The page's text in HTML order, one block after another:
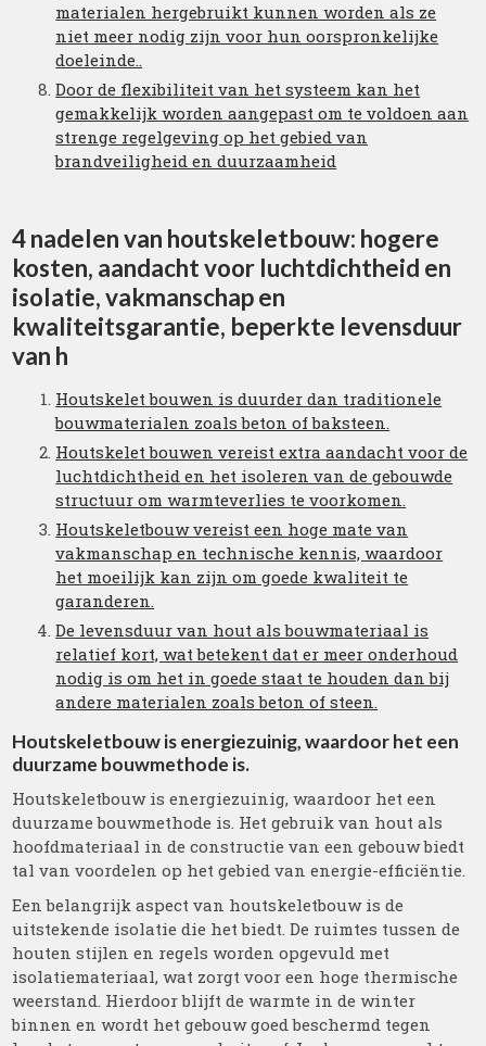
materialen hergebruikt kunnen worden als ze
niet meer nodig zijn voor hun oorspronkelijke
doeleinde..
Door de flexibiliteit van het systeem kan het
gemakkelijk worden aangepast om te voldoen aan
strenge regelgeving op het gebied van
brandveiligheid en duurzaamheid
4 nadelen van houtskeletbouw: hogere
kosten, aandacht voor luchtdichtheid en
isolatie, vakmanschap en
kwaliteitsgarantie, beperkte levensduur
van h
Houtskelet bouwen is duurder dan traditionele
bouwmaterialen zoals beton of baksteen.
Houtskelet bouwen vereist extra aandacht voor de
luchtdichtheid en het isoleren van de gebouwde
structuur om warmteverlies te voorkomen.
Houtskeletbouw vereist een hoge mate van
vakmanschap en technische kennis, waardoor
het moeilijk kan zijn om goede kwaliteit te
garanderen.
De levensduur van hout als bouwmateriaal is
relatief kort, wat betekent dat er meer onderhoud
nodig is om het in goede staat te houden dan bij
andere materialen zoals beton of steen.
Houtskeletbouw is energiezuinig, waardoor het een
duurzame bouwmethode is.
Houtskeletbouw is energiezuinig, waardoor het een
duurzame bouwmethode is. Het gebruik van hout als
hoofdmateriaal in de constructie van een gebouw biedt
tal van voordelen op het gebied van energie-efficiëntie.
Een belangrijk aspect van houtskeletbouw is de
uitstekende isolatie die het biedt. De ruimtes tussen de
houten stijlen en regels worden opgevuld met
isolatiemateriaal, wat zorgt voor een hoge thermische
weerstand. Hierdoor blijft de warmte in de winter
binnen en wordt het gebouw goed beschermd tegen